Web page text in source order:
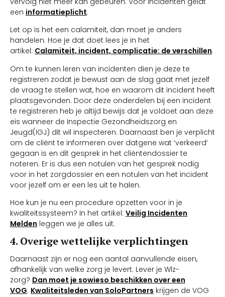
een informatieplicht.
Let op is het een calamiteit, dan moet je anders
handelen. Hoe je dat doet lees je in het
artikel: Calamiteit, incident, complicatie: de verschillen.
Om te kunnen leren van incidenten dien je deze te
registreren zodat je bewust aan de slag gaat met jezelf
de vraag te stellen wat, hoe en waarom dit incident heeft
plaatsgevonden. Door deze onderdelen bij een incident
te registreren heb je altijd bewijs dat je voldoet aan deze
eis wanneer de Inspectie Gezondheidszorg en
Jeugd(IGJ) dit wil inspecteren. Daarnaast ben je verplicht
om de cliënt te informeren over datgene wat ‘verkeerd’
gegaan is en dit gesprek in het cliëntendossier te
noteren. Er is dus een notulen van het gesprek nodig
voor in het zorgdossier en een notulen van het incident
voor jezelf om er een les uit te halen.
Hoe kun je nu een procedure opzetten voor in je
kwaliteitssysteem? In het artikel: Veilig Incidenten
Melden leggen we je alles uit.
4. Overige wettelijke verplichtingen
Daarnaast zijn er nog een aantal aanvullende eisen,
afhankelijk van welke zorg je levert. Lever je Wlz-
zorg? Dan moet je sowieso beschikken over een
VOG. Kwaliteitsleden van SoloPartners krijgen de VOG